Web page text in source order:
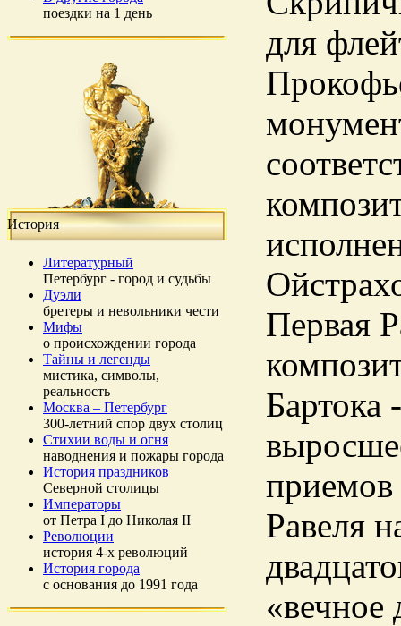
поездки на 1 день
История
Литературный
Петербург - город и судьбы
Дуэли
бретеры и невольники чести
Мифы
о происхождении города
Тайны и легенды
мистика, символы,
реальность
Москва – Петербург
300-летний спор двух столиц
Стихии воды и огня
наводнения и пожары города
История праздников
Северной столицы
Императоры
от Петра I до Николая II
Революции
история 4-х революций
История города
с основания до 1991 года
для
Первая
Бартока
приемов
Равеля
«вечное